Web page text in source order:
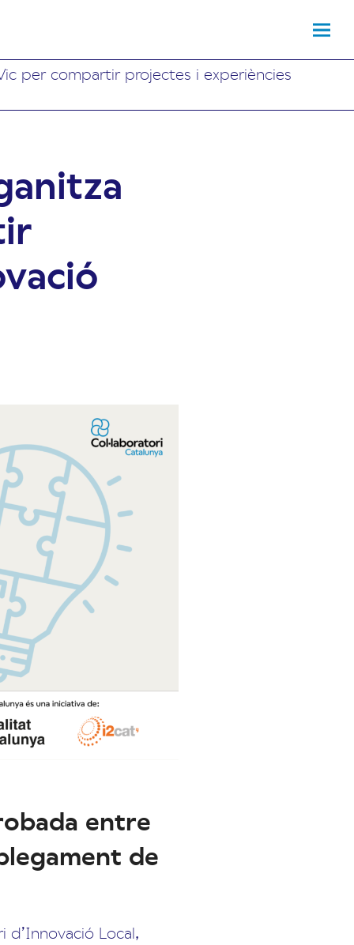
per compartir projectes i experiències
entre
de
d’Innovació Local,